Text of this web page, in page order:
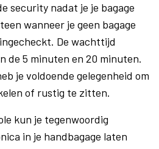
security nadat je je bagage
wanneer je geen bagage
De wachttijd
de 5 minuten en 20 minuten.
je voldoende gelegenheid om
of rustig te zitten.
kun je tegenwoordig
in je handbagage laten